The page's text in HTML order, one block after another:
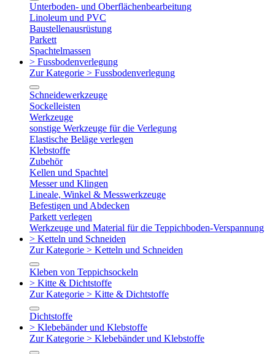
Unterboden- und Oberflächenbearbeitung
Linoleum und PVC
Baustellenausrüstung
Parkett
Spachtelmassen
> Fussbodenverlegung
Zur Kategorie > Fussbodenverlegung
Schneidewerkzeuge
Sockelleisten
Werkzeuge
sonstige Werkzeuge für die Verlegung
Elastische Beläge verlegen
Klebstoffe
Zubehör
Kellen und Spachtel
Messer und Klingen
Lineale, Winkel & Messwerkzeuge
Befestigen und Abdecken
Parkett verlegen
Werkzeuge und Material für die Teppichboden-Verspannung
> Ketteln und Schneiden
Zur Kategorie > Ketteln und Schneiden
Kleben von Teppichsockeln
> Kitte & Dichtstoffe
Zur Kategorie > Kitte & Dichtstoffe
Dichtstoffe
> Klebebänder und Klebstoffe
Zur Kategorie > Klebebänder und Klebstoffe